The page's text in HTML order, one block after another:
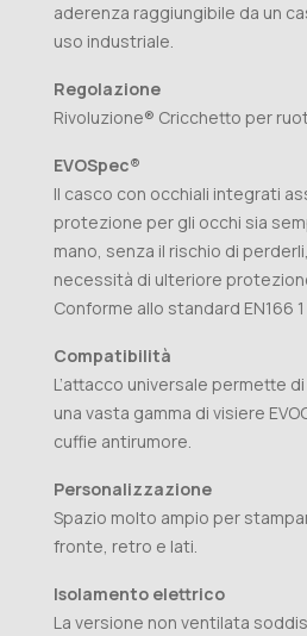
aderenza raggiungibile da un
uso industriale.
Regolazione
Rivoluzione® Cricchetto per
EVOSpec®
Il casco con occhiali integrati
protezione per gli occhi sia
mano, senza il rischio di
necessità di ulteriore
Conforme allo standard EN166 1
Compatibilità
L’attacco universale permette
una vasta gamma di visiere
cuffie antirumore.
Personalizzazione
Spazio molto ampio per
fronte, retro e lati.
Isolamento elettrico
La versione non ventilata